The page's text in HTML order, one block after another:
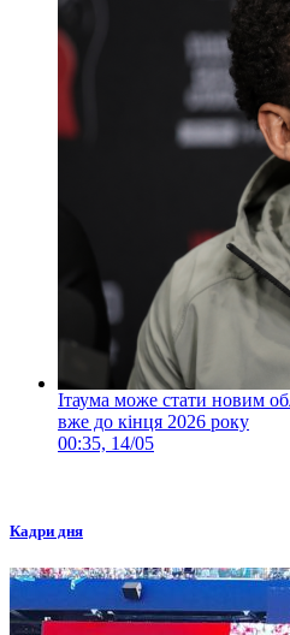
Ітаума може стати новим
вже до кінця 2026 року
00:35, 14/05
Кадри дня